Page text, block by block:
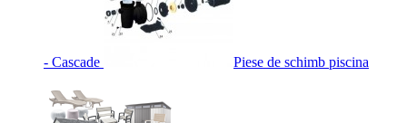
- Cascade Piese de schimb piscina